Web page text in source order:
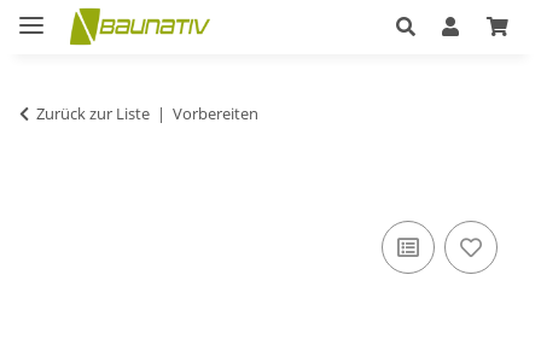
Zurück zur Liste Vorbereiten